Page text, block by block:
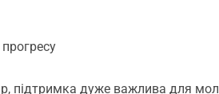
підтримка дуже важлива для